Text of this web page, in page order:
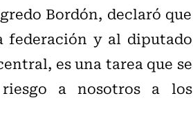
Bordón, declaró que
federación y al diputado
es una tarea que se
a nosotros a los